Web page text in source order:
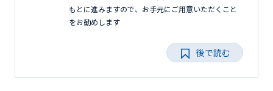
もとに進みますので、お手元にご用意いただくこと
をお勧めします
後で読む